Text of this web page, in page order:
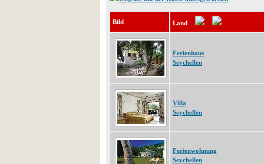
Bild Land
Ferienhaus
Seychellen
Villa
Seychellen
Ferienwohnung
Seychellen